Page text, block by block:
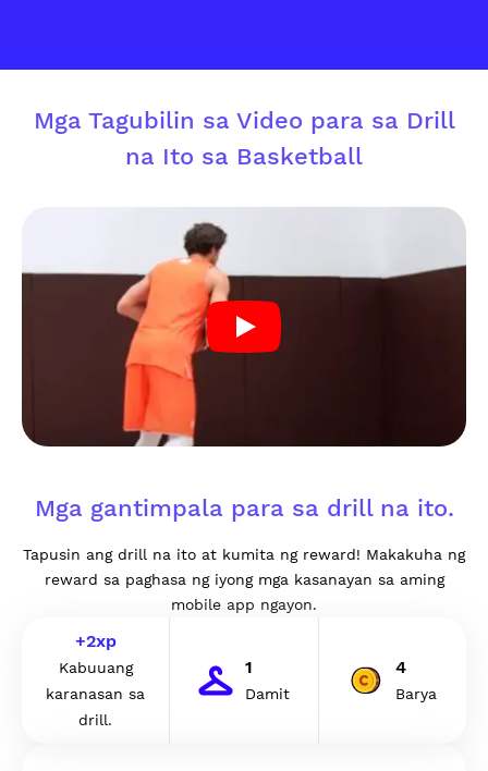
Mga Tagubilin sa Video para sa Drill
na Ito sa Basketball
Mga gantimpala para sa drill na ito.
Tapusin ang drill na ito at kumita ng reward! Makakuha ng
reward sa paghasa ng iyong mga kasanayan sa aming
mobile app ngayon.
+2xp
Kabuuang
karanasan sa
drill.
1
Damit
4
Barya